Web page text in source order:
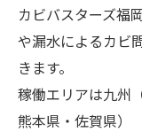
カビバスターズ福
や漏水によるカビ
きます。
稼働エリアは九州
熊本県・佐賀県）